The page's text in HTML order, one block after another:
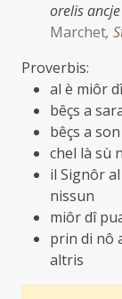
orelis
Marchet,
Proverbis:
al è miôr
bêçs a
bêçs a
chel là sù
il Signôr
nissun
miôr dî
prin di nô
altris